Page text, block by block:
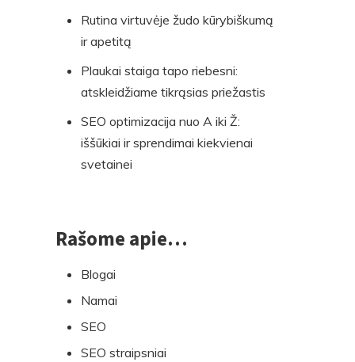
Rutina virtuvėje žudo kūrybiškumą
ir apetitą
Plaukai staiga tapo riebesni:
atskleidžiame tikrąsias priežastis
SEO optimizacija nuo A iki Ž:
iššūkiai ir sprendimai kiekvienai
svetainei
Rašome apie…
Blogai
Namai
SEO
SEO straipsniai